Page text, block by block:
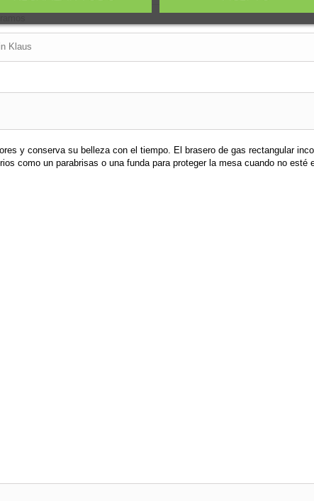
Klaus
y conserva su belleza con el tiempo. El brasero de gas rectangular
como un parabrisas o una funda para proteger la mesa cuando no